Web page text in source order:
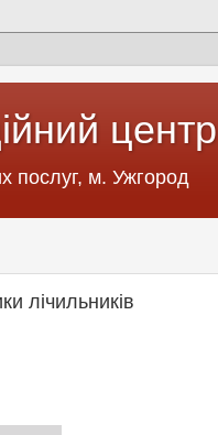
центр
послуг, м. Ужгород
лічильників